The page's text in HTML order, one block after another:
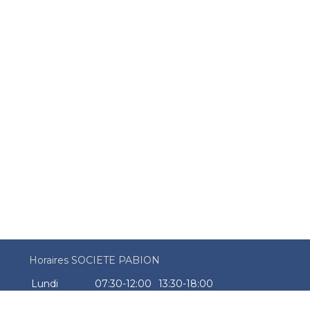
Horaires SOCIETE PABION
Lundi
07:30-12:00
13:30-18:00